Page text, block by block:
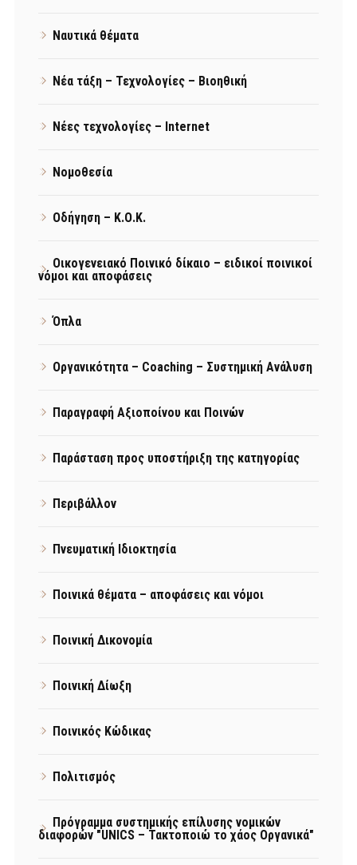
Ναυτικά θέματα
Νέα τάξη – Τεχνολογίες – Βιοηθική
Νέες τεχνολογίες – Internet
Νομοθεσία
Οδήγηση – Κ.Ο.Κ.
Οικογενειακό Ποινικό δίκαιο – ειδικοί ποινικοί
νόμοι και αποφάσεις
Όπλα
Οργανικότητα – Coaching – Συστημική Ανάλυση
Παραγραφή Αξιοποίνου και Ποινών
Παράσταση προς υποστήριξη της κατηγορίας
Περιβάλλον
Πνευματική Ιδιοκτησία
Ποινικά θέματα – αποφάσεις και νόμοι
Ποινική Δικονομία
Ποινική Δίωξη
Ποινικός Κώδικας
Πολιτισμός
Πρόγραμμα συστημικής επίλυσης νομικών
διαφορών "UNICS – Τακτοποιώ το χάος Οργανικά"